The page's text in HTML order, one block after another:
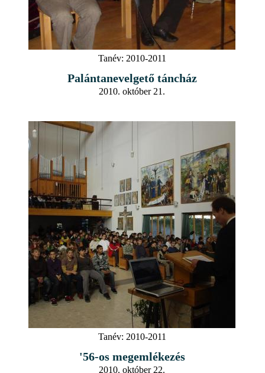
Tanév: 2010-2011
Palántanevelgető táncház
2010. október 21.
Tanév: 2010-2011
'56-os megemlékezés
2010. október 22.